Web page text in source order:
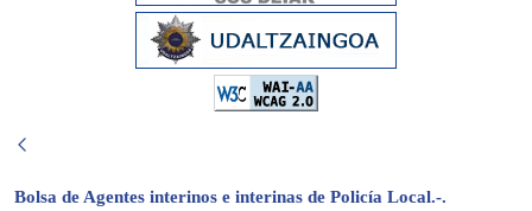
Bolsa de Agentes interinos e interinas de Policía Local.-.